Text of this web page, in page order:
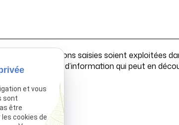
les informations saisies soient exploitées
commerciale et d’information qui peut en
et vous
sont
être
cookies de